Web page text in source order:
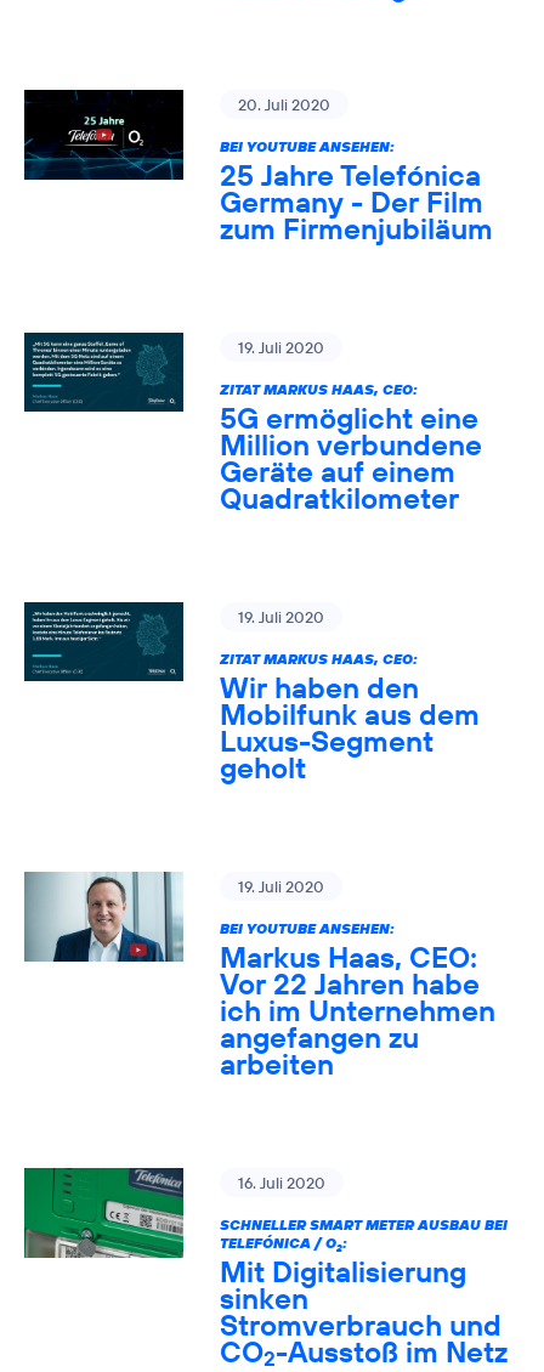
20. Juli 2020
BEI YOUTUBE ANSEHEN:
25 Jahre Telefónica
Germany - Der Film
zum Firmenjubiläum
19. Juli 2020
ZITAT MARKUS HAAS, CEO:
5G ermöglicht eine
Million verbundene
Geräte auf einem
Quadratkilometer
19. Juli 2020
ZITAT MARKUS HAAS, CEO:
Wir haben den
Mobilfunk aus dem
Luxus-Segment
geholt
19. Juli 2020
BEI YOUTUBE ANSEHEN:
Markus Haas, CEO:
Vor 22 Jahren habe
ich im Unternehmen
angefangen zu
arbeiten
16. Juli 2020
SCHNELLER SMART METER AUSBAU BEI
TELEFÓNICA / O2:
Mit Digitalisierung
sinken
Stromverbrauch und
CO2-Ausstoß im Netz